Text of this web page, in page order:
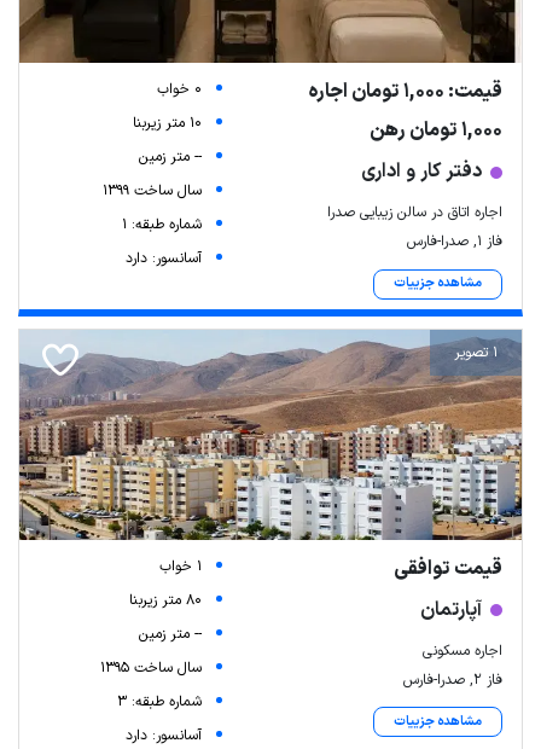
قیمت: 1,000 تومان اجاره
1,000 تومان رهن
دفتر کار و اداری
اجاره اتاق در سالن زیبایی صدرا
فاز ۱, صدرا-فارس
مشاهده جزییات
0 خواب
10 متر زیربنا
-- متر زمین
سال ساخت 1399
شماره طبقه: 1
آسانسور: دارد
1 تصویر
قیمت توافقی
آپارتمان
اجاره مسکونی
فاز ۲, صدرا-فارس
مشاهده جزییات
1 خواب
80 متر زیربنا
-- متر زمین
سال ساخت 1395
شماره طبقه: 3
آسانسور: دارد